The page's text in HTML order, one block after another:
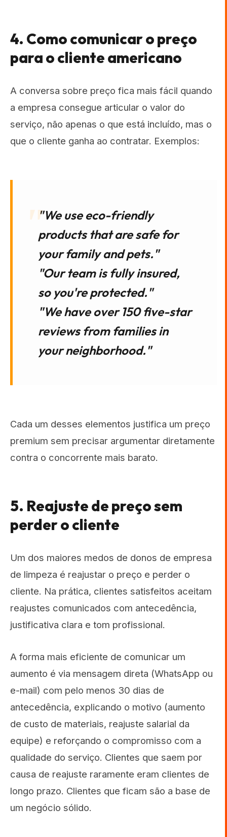
4. Como comunicar o preço
para o cliente americano
A conversa sobre preço fica mais fácil quando
a empresa consegue articular o valor do
serviço, não apenas o que está incluído, mas o
que o cliente ganha ao contratar. Exemplos:
"We use eco-friendly
products that are safe for
your family and pets."
"Our team is fully insured,
so you're protected."
"We have over 150 five-star
reviews from families in
your neighborhood."
Cada um desses elementos justifica um preço
premium sem precisar argumentar diretamente
contra o concorrente mais barato.
5. Reajuste de preço sem
perder o cliente
Um dos maiores medos de donos de empresa
de limpeza é reajustar o preço e perder o
cliente. Na prática, clientes satisfeitos aceitam
reajustes comunicados com antecedência,
justificativa clara e tom profissional.
A forma mais eficiente de comunicar um
aumento é via mensagem direta (WhatsApp ou
e-mail) com pelo menos 30 dias de
antecedência, explicando o motivo (aumento
de custo de materiais, reajuste salarial da
equipe) e reforçando o compromisso com a
qualidade do serviço. Clientes que saem por
causa de reajuste raramente eram clientes de
longo prazo. Clientes que ficam são a base de
um negócio sólido.